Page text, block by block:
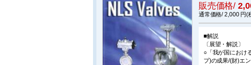
販売価格/
通常価格/ 2,000円(
■解説
〔展望・解説〕
○「我が国におけ
プ)の成果/(財)エ